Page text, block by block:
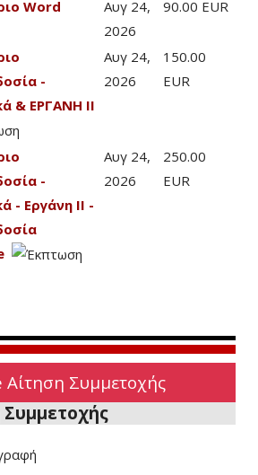
Word
Αυγ 24,
2026
90.00 EUR
-
& ΕΡΓΑΝΗ ΙΙ
Αυγ 24,
2026
150.00
EUR
-
- Εργάνη ΙΙ -
Αυγ 24,
2026
250.00
EUR
Αίτηση Συμμετοχής